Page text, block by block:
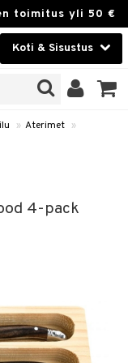
toimitus yli 50 €
Koti & Sisustus
» Aterimet »
4-pack